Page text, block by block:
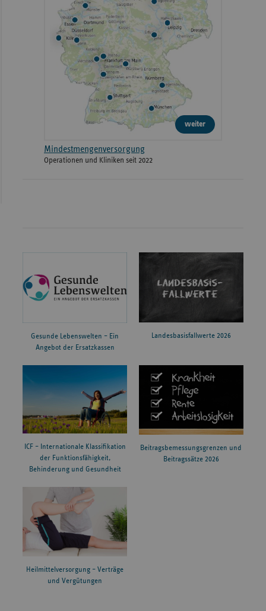
weiter
Mindestmengenversorgung
Operationen und Kliniken seit 2022
Gesunde Lebenswelten – Ein
Angebot der Ersatzkassen
Landesbasisfallwerte 2026
ICF – Internationale Klassifikation
der Funktionsfähigkeit,
Behinderung und Gesundheit
Beitragsbemessungsgrenzen und
Beitragssätze 2026
Heilmittelversorgung – Verträge
und Vergütungen